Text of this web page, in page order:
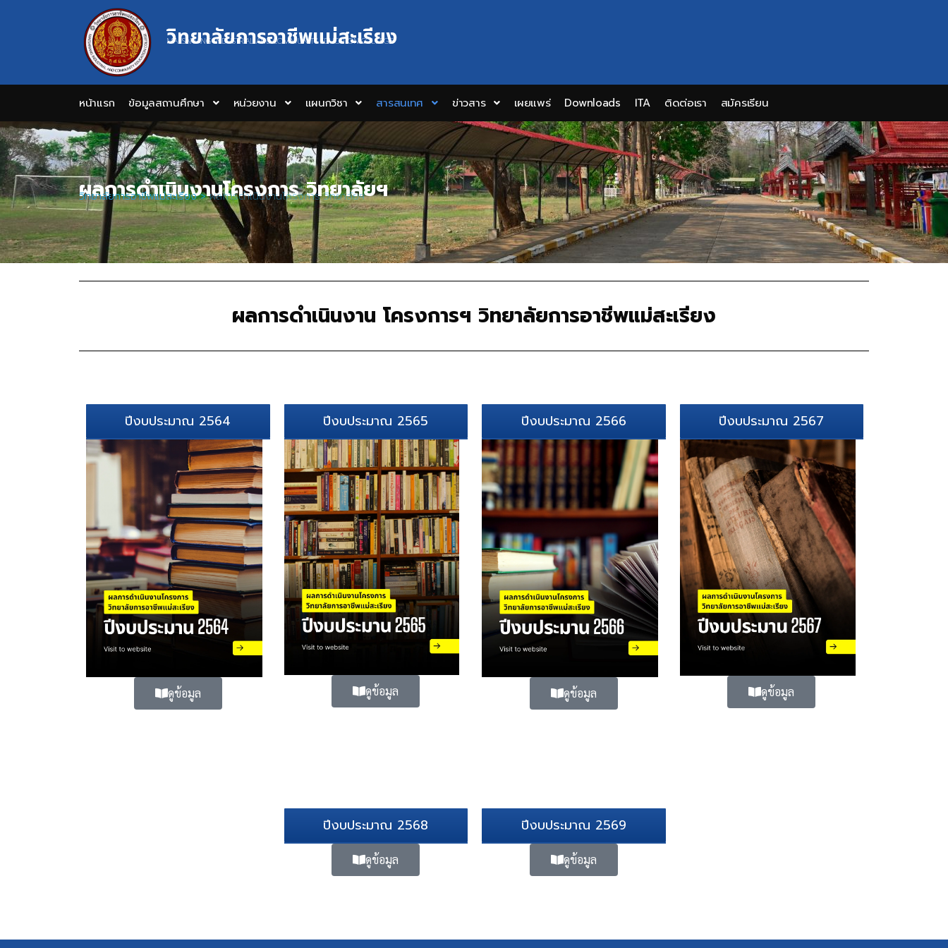
วิทยาลัยการอาชีพแม่สะเรียง
MAESARIANG INDUSTRIAL AND COMMUNITY EDUCATION COLLEGE
หน้าแรก ข้อมูลสถานศึกษา หน่วยงาน แผนกวิชา สารสนเทศ ข่าวสาร เผยแพร่ Downloads ITA ติดต่อเรา สมัครเรียน
ผลการดำเนินงานโครงการ วิทยาลัยฯ
วิทยาลัยการอาชีพแม่สะเรียง>ผลการดำเนินงานโครงการ วิทยาลัยฯ
ผลการดำเนินงาน โครงการฯ วิทยาลัยการอาชีพแม่สะเรียง
ปีงบประมาณ 2564
ดูข้อมูล
ปีงบประมาณ 2565
ดูข้อมูล
ปีงบประมาณ 2566
ดูข้อมูล
ปีงบประมาณ 2567
ดูข้อมูล
ปีงบประมาณ 2568
ดูข้อมูล
ปีงบประมาณ 2569
ดูข้อมูล